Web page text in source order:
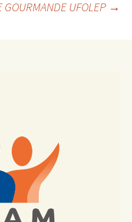
GOURMANDE UFOLEP →